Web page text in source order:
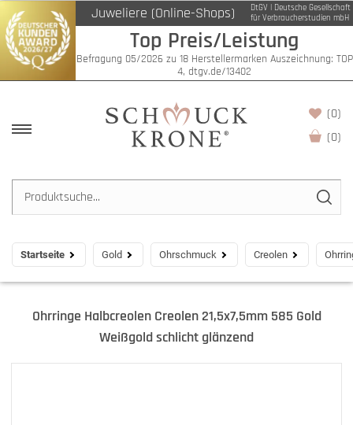
Juweliere (Online-Shops)
DtGV | Deutsche Gesellschaft
für Verbraucherstudien mbH
Top Preis/Leistung
Befragung 05/2026 zu 18 Herstellermarken Auszeichnung: TOP
4, dtgv.de/13402
(0)
(0)
Startseite Gold Ohrschmuck Creolen
Ohrringe Halbcreolen Creolen 21,5x7,5mm 585 Gold
Weißgold schlicht glänzend